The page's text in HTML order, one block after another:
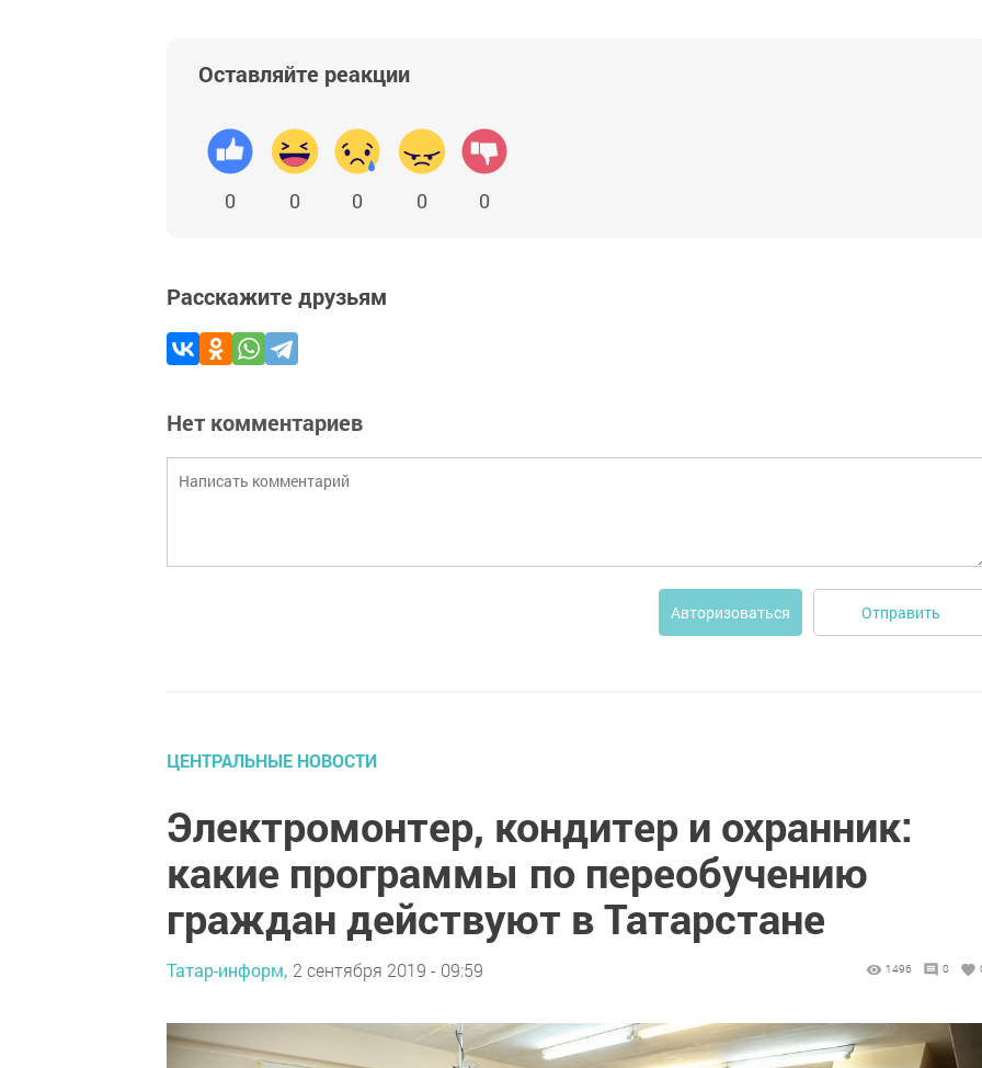
Оставляйте реакции
0 0 0 0 0
Расскажите друзьям
Нет комментариев
Авторизоваться Отправить
ЦЕНТРАЛЬНЫЕ НОВОСТИ
Электромонтер, кондитер и охранник:
какие программы по переобучению
граждан действуют в Татарстане
Татар-информ, 2 сентября 2019 - 09:59 1496 0